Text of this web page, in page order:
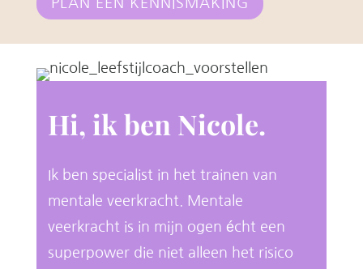
PLAN EEN KENNISMAKING
Hi, ik ben Nicole.
Ik ben specialist in het trainen van
mentale veerkracht. Mentale
veerkracht is in mijn ogen écht een
superpower die niet alleen het risico